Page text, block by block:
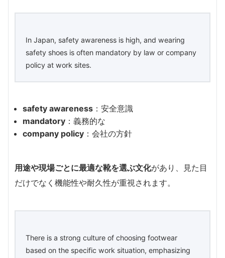
In Japan, safety awareness is high, and wearing
safety shoes is often mandatory by law or company
policy at work sites.
safety awareness ：安全意識
mandatory ：義務的な
company policy ：会社の方針
用途や現場ごとに最適な靴を選ぶ文化があり、見た目
だけでなく機能性や耐久性が重視されます。
There is a strong culture of choosing footwear
based on the specific work situation, emphasizing